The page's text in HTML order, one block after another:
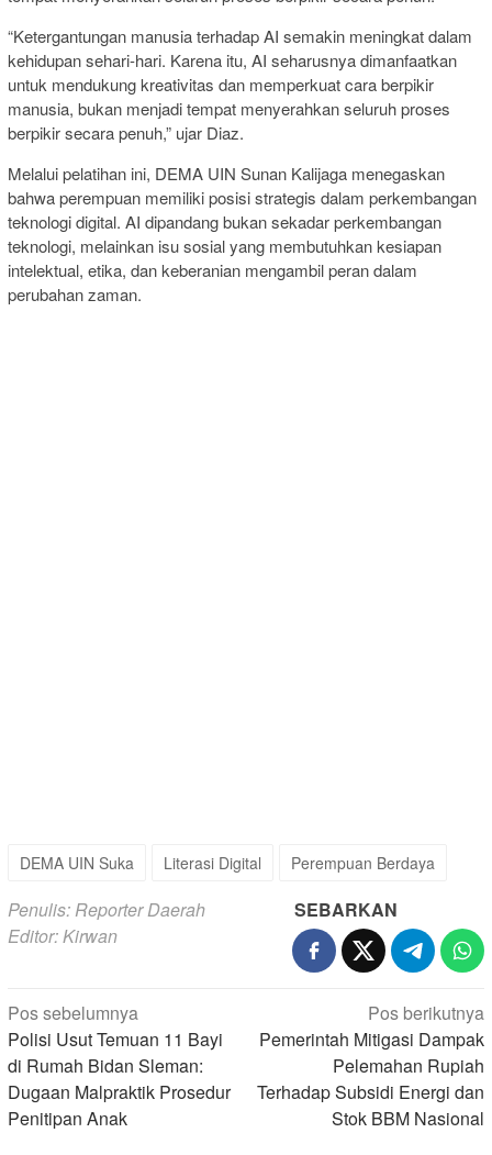
“Ketergantungan manusia terhadap AI semakin meningkat dalam
kehidupan sehari-hari. Karena itu, AI seharusnya dimanfaatkan
untuk mendukung kreativitas dan memperkuat cara berpikir
manusia, bukan menjadi tempat menyerahkan seluruh proses
berpikir secara penuh,” ujar Diaz.
Melalui pelatihan ini, DEMA UIN Sunan Kalijaga menegaskan
bahwa perempuan memiliki posisi strategis dalam perkembangan
teknologi digital. AI dipandang bukan sekadar perkembangan
teknologi, melainkan isu sosial yang membutuhkan kesiapan
intelektual, etika, dan keberanian mengambil peran dalam
perubahan zaman.
DEMA UIN Suka Literasi Digital Perempuan Berdaya
Penulis: Reporter Daerah
Editor: Kirwan
SEBARKAN
Navigasi
pos
Pos sebelumnya
Polisi Usut Temuan 11 Bayi
di Rumah Bidan Sleman:
Dugaan Malpraktik Prosedur
Penitipan Anak
Pos berikutnya
Pemerintah Mitigasi Dampak
Pelemahan Rupiah
Terhadap Subsidi Energi dan
Stok BBM Nasional